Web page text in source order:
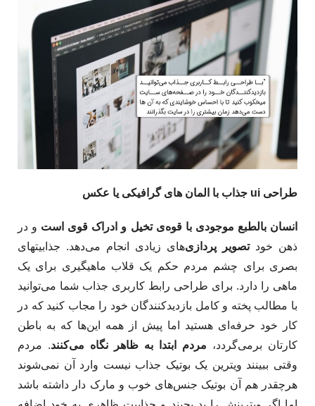
طراحی ui جذاب با المان های گرافیکی یا عکس
انسان بالطبع موجودی با قوه‌ی تخیل و ادراک قوی است و در
ذهن خودتصویر پردازی‌های زیادی انجام می‌دهد. جذابیتهای
بصری برای چشم مردم حکم یک قلاب ماهیگیری برای یک
ماهی را دارد. برای طراحی رابط کاربری جذاب شما می‌توانید
با مطالب پخته و کامل بازدیدکنندگان خود را مجاب کنید که در
کار خود حرفه‌ای هستید اما پیش از همه این‌ها که به باطن
کارتان برمی‌گردد، مردم ابتدا به ظاهر نگاه می‌کنند. مردم
وقتی ببینند ویترین یک بوتیک جذاب نیست وارد آن نمی‌شوند
هرچقدر هم آن بوتیک جنس‌های خوب و مارک دار داشته باشد